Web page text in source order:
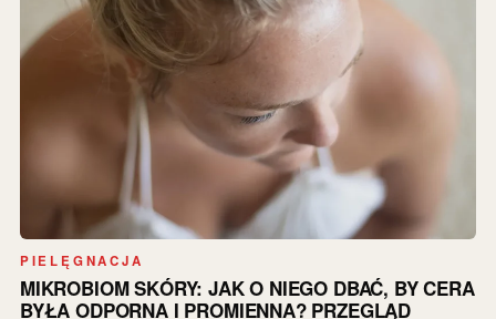
PIELĘGNACJA
MIKROBIOM SKÓRY: JAK O NIEGO DBAĆ, BY CERA
BYŁA ODPORNA I PROMIENNA? PRZEGLĄD